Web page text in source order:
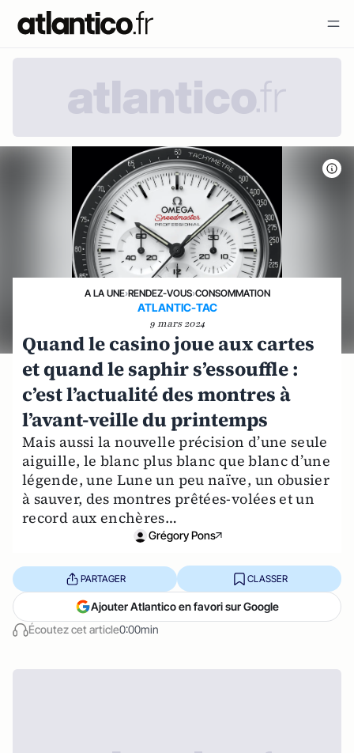
A LA UNE›RENDEZ-VOUS›CONSOMMATION
ATLANTIC-TAC
9 mars 2024
Quand le casino joue aux cartes
et quand le saphir s’essouffle :
c’est l’actualité des montres à
l’avant-veille du printemps
Mais aussi la nouvelle précision d’une seule
aiguille, le blanc plus blanc que blanc d’une
légende, une Lune un peu naïve, un obusier
à sauver, des montres prêtées-volées et un
record aux enchères…
Grégory Pons
Écoutez cet article0:00min
PARTAGER CLASSER
Ajouter Atlantico en favori sur Google